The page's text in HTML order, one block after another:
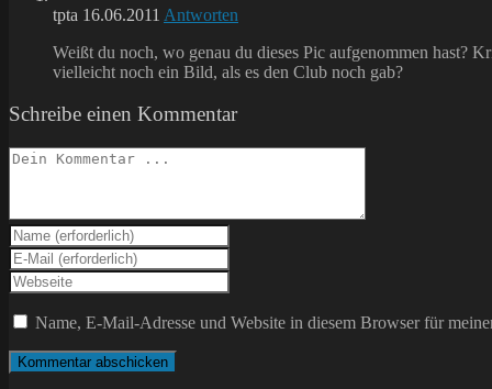
tpta 16.06.2011 Antworten
Weißt du noch, wo genau du dieses Pic aufgenommen hast?
vielleicht noch ein Bild, als es den Club noch gab?
Schreibe einen Kommentar
Kommentieren
Gib
deinen
Namen
oder
Benutzernamen
zum
Kommentieren
ein
Gib
deine
E-
Mail-
Adresse
zum
Kommentieren
Gib
deine
Website-
ein
(optional)
Name, E-Mail-Adresse und Website in diesem Browser für